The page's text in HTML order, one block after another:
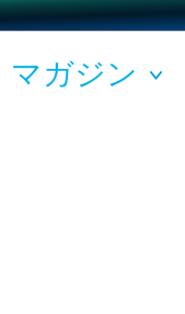
マガジン